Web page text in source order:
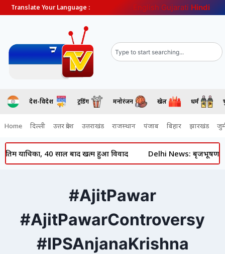
Translate Your Language : English Gujarati Hindi
देश-विदेश ट्रेंडिंग मनोरंजन खेल धर्म
Home दिल्ली उत्तर प्रदेश उत्तराखंड राजस्थान पंजाब बिहार झारखंड
याचिका, 40 साल बाद खत्म हुआ विवाद Delhi News: बृजभूषण
#AjitPawar
#AjitPawarControversy
#IPSAnjanaKrishna